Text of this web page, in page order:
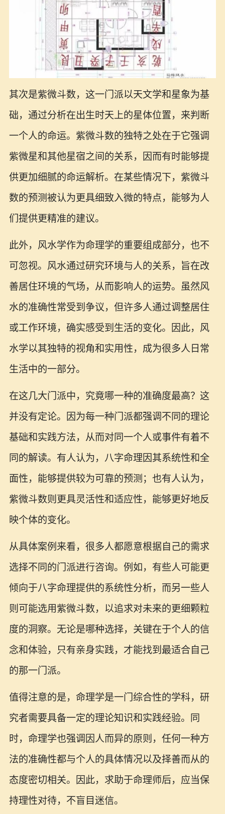
其次是紫微斗数，这一门派以天文学和星象为基
础，通过分析在出生时天上的星体位置，来判断
一个人的命运。紫微斗数的独特之处在于它强调
紫微星和其他星宿之间的关系，因而有时能够提
供更加细腻的命运解析。在某些情况下，紫微斗
数的预测被认为更具细致入微的特点，能够为人
们提供更精准的建议。
此外，风水学作为命理学的重要组成部分，也不
可忽视。风水通过研究环境与人的关系，旨在改
善居住环境的气场，从而影响人的运势。虽然风
水的准确性常受到争议，但许多人通过调整居住
或工作环境，确实感受到生活的变化。因此，风
水学以其独特的视角和实用性，成为很多人日常
生活中的一部分。
在这几大门派中，究竟哪一种的准确度最高？这
并没有定论。因为每一种门派都强调不同的理论
基础和实践方法，从而对同一个人或事件有着不
同的解读。有人认为，八字命理因其系统性和全
面性，能够提供较为可靠的预测；也有人认为，
紫微斗数则更具灵活性和适应性，能够更好地反
映个体的变化。
从具体案例来看，很多人都愿意根据自己的需求
选择不同的门派进行咨询。例如，有些人可能更
倾向于八字命理提供的系统性分析，而另一些人
则可能选用紫微斗数，以追求对未来的更细颗粒
度的洞察。无论是哪种选择，关键在于个人的信
念和体验，只有亲身实践，才能找到最适合自己
的那一门派。
值得注意的是，命理学是一门综合性的学科，研
究者需要具备一定的理论知识和实践经验。同
时，命理学也强调因人而异的原则，任何一种方
法的准确性都与个人的具体情况以及择善而从的
态度密切相关。因此，求助于命理师后，应当保
持理性对待，不盲目迷信。